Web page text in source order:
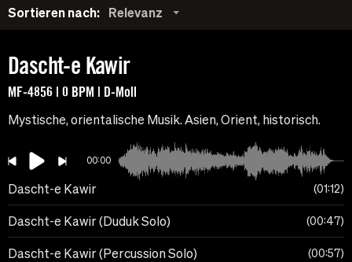
Sortieren nach:
Relevanz
Dascht-e Kawir
MF-4856 | 0 BPM | D-Moll
Mystische, orientalische Musik. Asien, Orient, historisch.
00:00
Dascht-e Kawir 01:12
Dascht-e Kawir (Duduk Solo) 00:47
Dascht-e Kawir (Percussion Solo) 00:57